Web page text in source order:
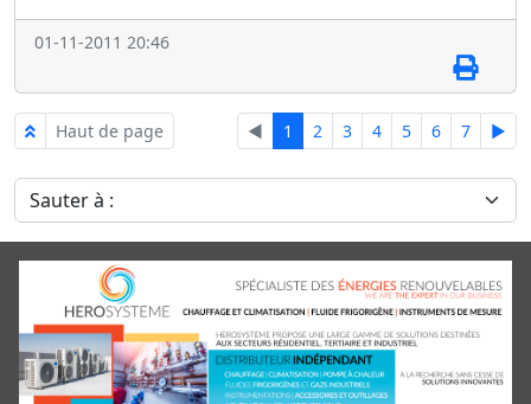
01-11-2011 20:46
Haut de page ◄ 1 2 3 4 5 6 7 ►
Sauter à :